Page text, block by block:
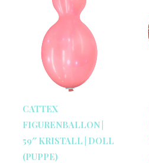
CATTEX
FIGURENBALLON |
59″ KRISTALL | DOLL
(PUPPE)